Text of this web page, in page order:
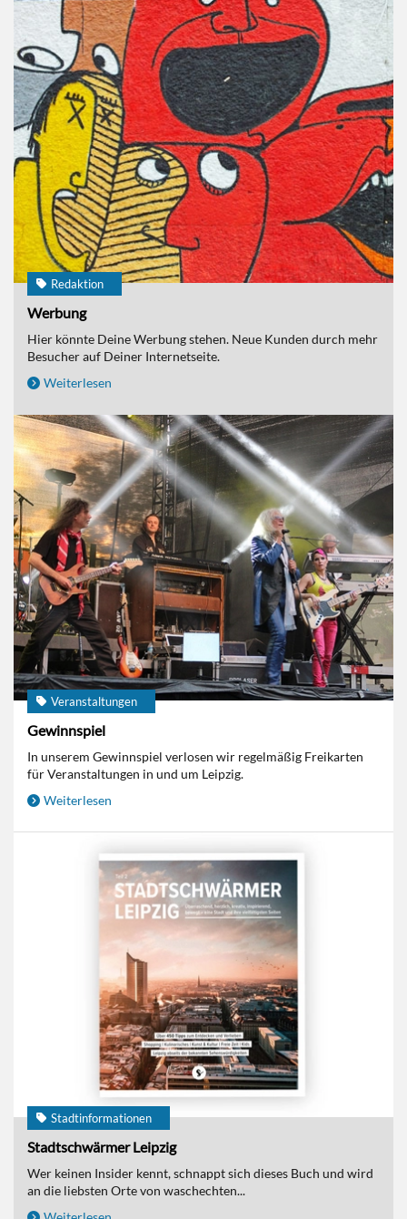
Redaktion
Werbung
Hier könnte Deine Werbung stehen. Neue Kunden durch mehr
Besucher auf Deiner Internetseite.
Weiterlesen
Veranstaltungen
Gewinnspiel
In unserem Gewinnspiel verlosen wir regelmäßig Freikarten
für Veranstaltungen in und um Leipzig.
Weiterlesen
Stadtinformationen
Stadtschwärmer Leipzig
Wer keinen Insider kennt, schnappt sich dieses Buch und wird
an die liebsten Orte von waschechten...